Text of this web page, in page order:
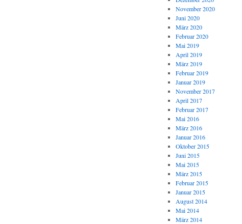
November 2020
Juni 2020
März 2020
Februar 2020
Mai 2019
April 2019
März 2019
Februar 2019
Januar 2019
November 2017
April 2017
Februar 2017
Mai 2016
März 2016
Januar 2016
Oktober 2015
Juni 2015
Mai 2015
März 2015
Februar 2015
Januar 2015
August 2014
Mai 2014
März 2014